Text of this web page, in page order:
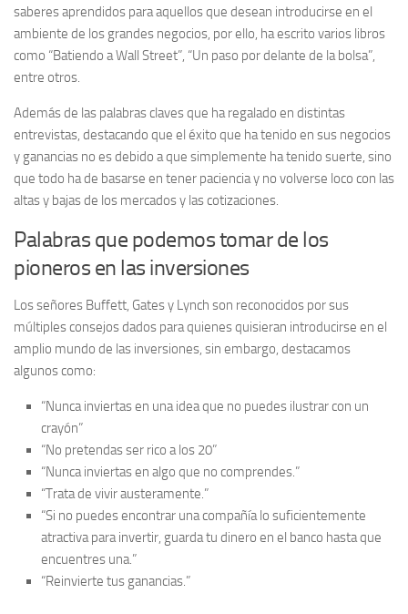
saberes aprendidos para aquellos que desean introducirse en el
ambiente de los grandes negocios, por ello, ha escrito varios libros
como “Batiendo a Wall Street”, “Un paso por delante de la bolsa”,
entre otros.
Además de las palabras claves que ha regalado en distintas
entrevistas, destacando que el éxito que ha tenido en sus negocios
y ganancias no es debido a que simplemente ha tenido suerte, sino
que todo ha de basarse en tener paciencia y no volverse loco con las
altas y bajas de los mercados y las cotizaciones.
Palabras que podemos tomar de los
pioneros en las inversiones
Los señores Buffett, Gates y Lynch son reconocidos por sus
múltiples consejos dados para quienes quisieran introducirse en el
amplio mundo de las inversiones, sin embargo, destacamos
algunos como:
“Nunca inviertas en una idea que no puedes ilustrar con un
crayón”
“No pretendas ser rico a los 20”
“Nunca inviertas en algo que no comprendes.”
“Trata de vivir austeramente.”
“Si no puedes encontrar una compañía lo suficientemente
atractiva para invertir, guarda tu dinero en el banco hasta que
encuentres una.”
“Reinvierte tus ganancias.”